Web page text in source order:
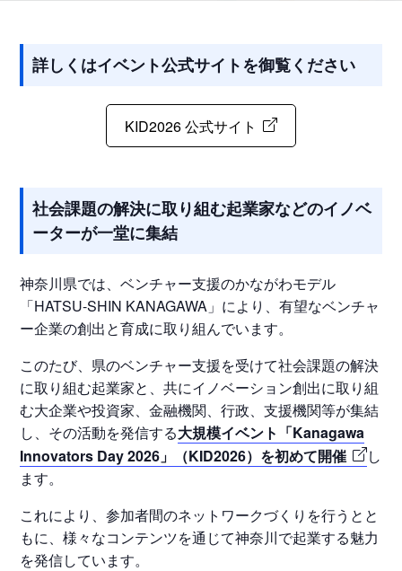
詳しくはイベント公式サイトを御覧ください
KID2026 公式サイト
社会課題の解決に取り組む起業家などのイノベ
ーターが一堂に集結
神奈川県では、ベンチャー支援のかながわモデル
「HATSU-SHIN KANAGAWA」により、有望なベンチャ
ー企業の創出と育成に取り組んでいます。
このたび、県のベンチャー支援を受けて社会課題の解決
に取り組む起業家と、共にイノベーション創出に取り組
む大企業や投資家、金融機関、行政、支援機関等が集結
し、その活動を発信する大規模イベント「Kanagawa
Innovators Day 2026」（KID2026）を初めて開催
し
ます。
これにより、参加者間のネットワークづくりを行うとと
もに、様々なコンテンツを通じて神奈川で起業する魅力
を発信しています。